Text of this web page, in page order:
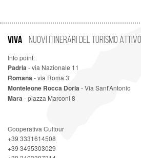
VIVA Nuovi Itinerari del Turismo
Info point:
Padria- via Nazionale 11
Romana- via Roma 3
Monteleone Rocca Doria - Via Sant'Antonio
Mara- piazza Marconi 8
Cooperativa Cultour
+39 3331614508
+39 3495303029